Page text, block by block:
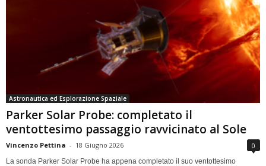
Astronautica ed Esplorazione Spaziale
Parker Solar Probe: completato il
ventottesimo passaggio ravvicinato al Sole
Vincenzo Pettina - 18 Giugno 2026 0
La sonda Parker Solar Probe ha appena completato il suo ventottesimo